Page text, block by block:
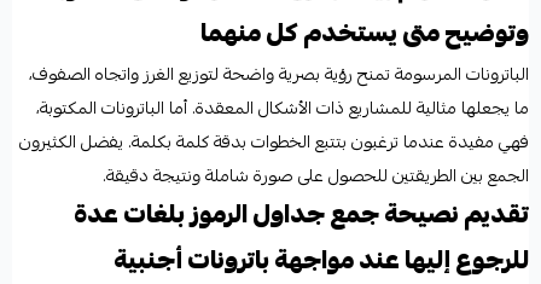
وتوضيح متى يستخدم كل منهما
الباترونات المرسومة تمنح رؤية بصرية واضحة لتوزيع الغرز واتجاه الصفوف،
ما يجعلها مثالية للمشاريع ذات الأشكال المعقدة. أما الباترونات المكتوبة،
فهي مفيدة عندما ترغبون بتتبع الخطوات بدقة كلمة بكلمة. يفضل الكثيرون
الجمع بين الطريقتين للحصول على صورة شاملة ونتيجة دقيقة.
تقديم نصيحة جمع جداول الرموز بلغات عدة
للرجوع إليها عند مواجهة باترونات أجنبية